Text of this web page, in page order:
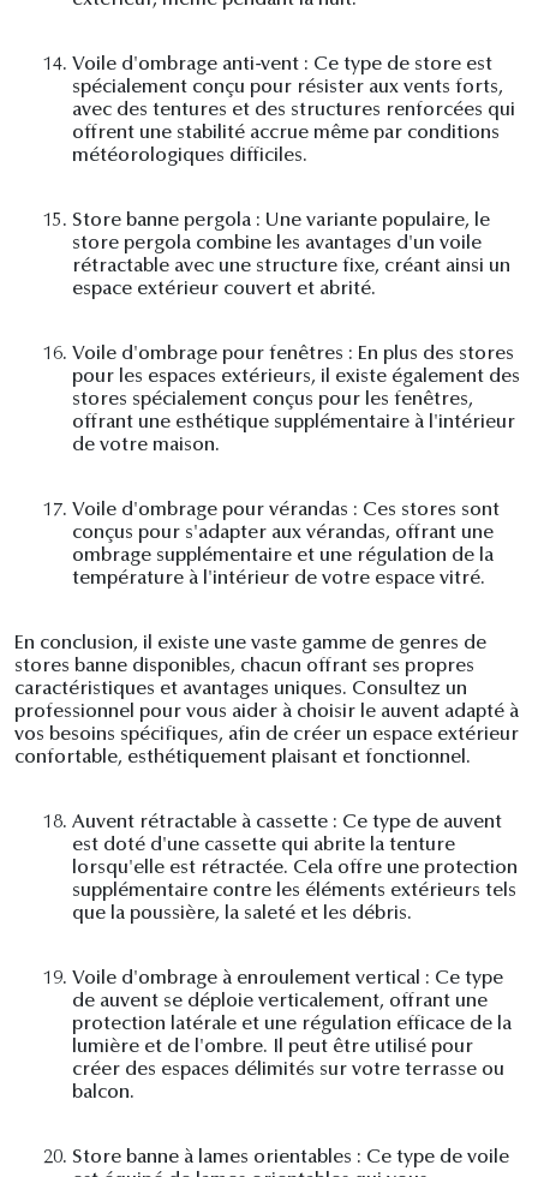
14. Voile d'ombrage anti-vent : Ce type de store est
spécialement conçu pour résister aux vents forts,
avec des tentures et des structures renforcées qui
offrent une stabilité accrue même par conditions
météorologiques difficiles.
15. Store banne pergola : Une variante populaire, le
store pergola combine les avantages d'un voile
rétractable avec une structure fixe, créant ainsi un
espace extérieur couvert et abrité.
16. Voile d'ombrage pour fenêtres : En plus des stores
pour les espaces extérieurs, il existe également des
stores spécialement conçus pour les fenêtres,
offrant une esthétique supplémentaire à l'intérieur
de votre maison.
17. Voile d'ombrage pour vérandas : Ces stores sont
conçus pour s'adapter aux vérandas, offrant une
ombrage supplémentaire et une régulation de la
température à l'intérieur de votre espace vitré.
En conclusion, il existe une vaste gamme de genres de
stores banne disponibles, chacun offrant ses propres
caractéristiques et avantages uniques. Consultez un
professionnel pour vous aider à choisir le auvent adapté à
vos besoins spécifiques, afin de créer un espace extérieur
confortable, esthétiquement plaisant et fonctionnel.
18. Auvent rétractable à cassette : Ce type de auvent
est doté d'une cassette qui abrite la tenture
lorsqu'elle est rétractée. Cela offre une protection
supplémentaire contre les éléments extérieurs tels
que la poussière, la saleté et les débris.
19. Voile d'ombrage à enroulement vertical : Ce type
de auvent se déploie verticalement, offrant une
protection latérale et une régulation efficace de la
lumière et de l'ombre. Il peut être utilisé pour
créer des espaces délimités sur votre terrasse ou
balcon.
20. Store banne à lames orientables : Ce type de voile